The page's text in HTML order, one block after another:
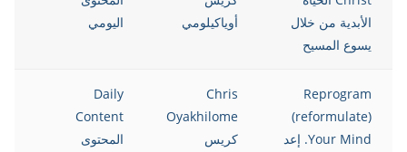
الأبدية من خلال
يسوع المسيح
أوياكيلومي
اليومي
Reprogram
(reformulate)
Your Mind. إعد
Chris
Oyakhilome
كريس
Daily
Content
المحتوى